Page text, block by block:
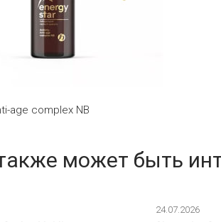
age complex NB
может быть
24.07.2026